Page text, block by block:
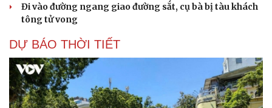
Đi vào đường ngang giao đường sắt, cụ bà bị tàu khách
tông tử vong
DỰ BÁO THỜI TIẾT